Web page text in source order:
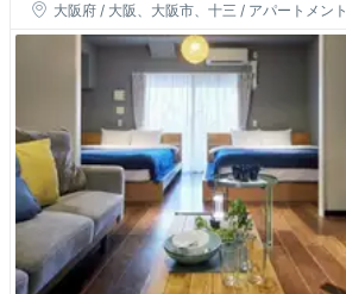
大阪府 / 大阪、大阪市、十三 / アパートメント